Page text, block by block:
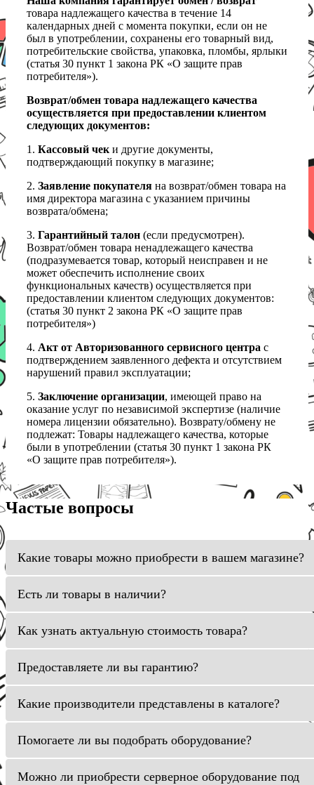
товара надлежащего качества в течение 14
календарных дней с момента покупки, если он не
был в употреблении, сохранены его товарный вид,
потребительские свойства, упаковка, пломбы, ярлыки
(статья 30 пункт 1 закона РК «О защите прав
потребителя»).
Возврат/обмен товара надлежащего качества
осуществляется при предоставлении клиентом
следующих документов:
1. Кассовый чеки другие документы,
подтверждающий покупку в магазине;
2. Заявление покупателя на возврат/обмен товара на
имя директора магазина с указанием причины
возврата/обмена;
3. Гарантийный талон (если предусмотрен).
Возврат/обмен товара ненадлежащего качества
(подразумевается товар, который неисправен и не
может обеспечить исполнение своих
функциональных качеств) осуществляется при
предоставлении клиентом следующих документов:
(статья 30 пункт 2 закона РК «О защите прав
потребителя»)
4. Акт от Авторизованного сервисного центра с
подтверждением заявленного дефекта и отсутствием
нарушений правил эксплуатации;
5. Заключение организации, имеющей право на
оказание услуг по независимой экспертизе (наличие
номера лицензии обязательно). Возврату/обмену не
подлежат: Товары надлежащего качества, которые
были в употреблении (статья 30 пункт 1 закона РК
«О защите прав потребителя»).
Частые вопросы
Какие товары можно приобрести в вашем магазине?
Есть ли товары в наличии?
Как узнать актуальную стоимость товара?
Предоставляете ли вы гарантию?
Какие производители представлены в каталоге?
Помогаете ли вы подобрать оборудование?
Можно ли приобрести серверное оборудование под